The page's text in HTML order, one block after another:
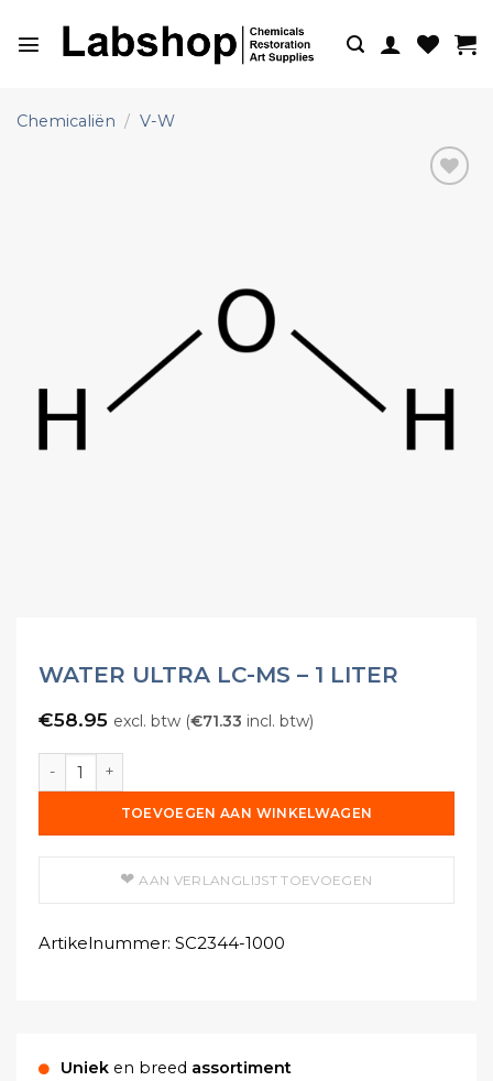
naar
Chemicaliën / V-W
WATER ULTRA LC-MS – 1 LITER
€58.95 excl. btw (€71.33 incl. btw)
Water Ultra LC-MS - 1 Liter aantal
TOEVOEGEN AAN WINKELWAGEN
AAN VERLANGLIJST TOEVOEGEN
Artikelnummer: SC2344-1000
Uniek en breed assortiment